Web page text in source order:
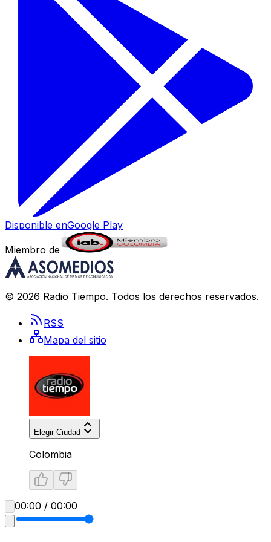
Disponible enGoogle Play
Miembro de
© 2026 Radio Tiempo. Todos los derechos reservados.
RSS
Mapa del sitio
Elegir Ciudad
Colombia
00:00 / 00:00